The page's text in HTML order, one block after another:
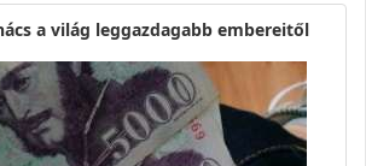
a világ leggazdagabb embereitől